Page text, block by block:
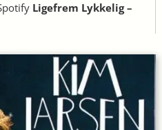
Ligefrem Lykkelig –